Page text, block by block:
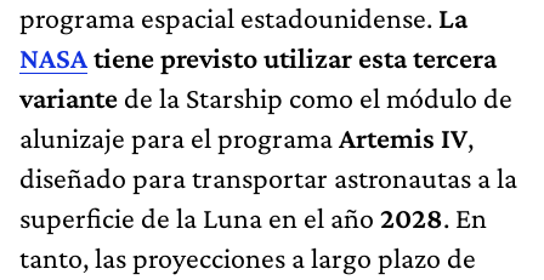
programa espacial estadounidense. La
NASAtiene previsto utilizar esta tercera
variante de la Starship como el módulo de
alunizaje para el programaArtemis IV,
diseñado para transportar astronautas a la
superficie de la Luna en el año 2028. En
tanto, las proyecciones a largo plazo de